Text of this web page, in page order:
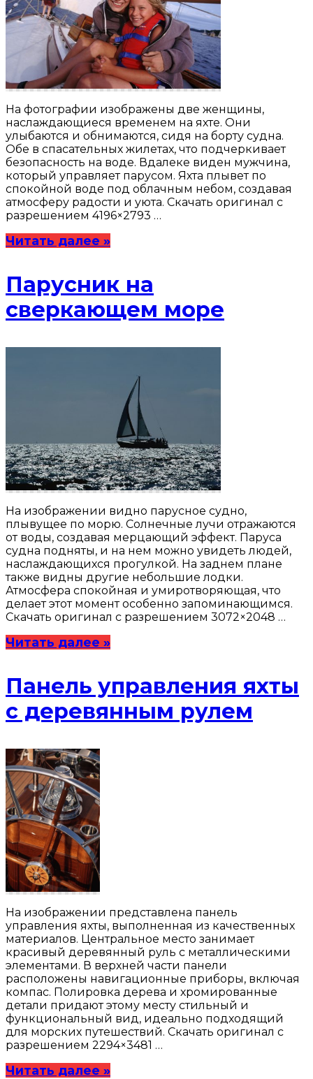
На фотографии изображены две женщины,
наслаждающиеся временем на яхте. Они
улыбаются и обнимаются, сидя на борту судна.
Обе в спасательных жилетах, что подчеркивает
безопасность на воде. Вдалеке виден мужчина,
который управляет парусом. Яхта плывет по
спокойной воде под облачным небом, создавая
атмосферу радости и уюта. Скачать оригинал с
разрешением 4196×2793 …
Читать далее »
Парусник на
сверкающем море
На изображении видно парусное судно,
плывущее по морю. Солнечные лучи отражаются
от воды, создавая мерцающий эффект. Паруса
судна подняты, и на нем можно увидеть людей,
наслаждающихся прогулкой. На заднем плане
также видны другие небольшие лодки.
Атмосфера спокойная и умиротворяющая, что
делает этот момент особенно запоминающимся.
Скачать оригинал с разрешением 3072×2048 …
Читать далее »
Панель управления яхты
с деревянным рулем
На изображении представлена панель
управления яхты, выполненная из качественных
материалов. Центральное место занимает
красивый деревянный руль с металлическими
элементами. В верхней части панели
расположены навигационные приборы, включая
компас. Полировка дерева и хромированные
детали придают этому месту стильный и
функциональный вид, идеально подходящий
для морских путешествий. Скачать оригинал с
разрешением 2294×3481 …
Читать далее »